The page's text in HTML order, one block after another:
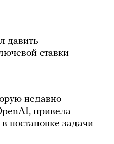
давить
ставки
недавно
привела
постановке задачи